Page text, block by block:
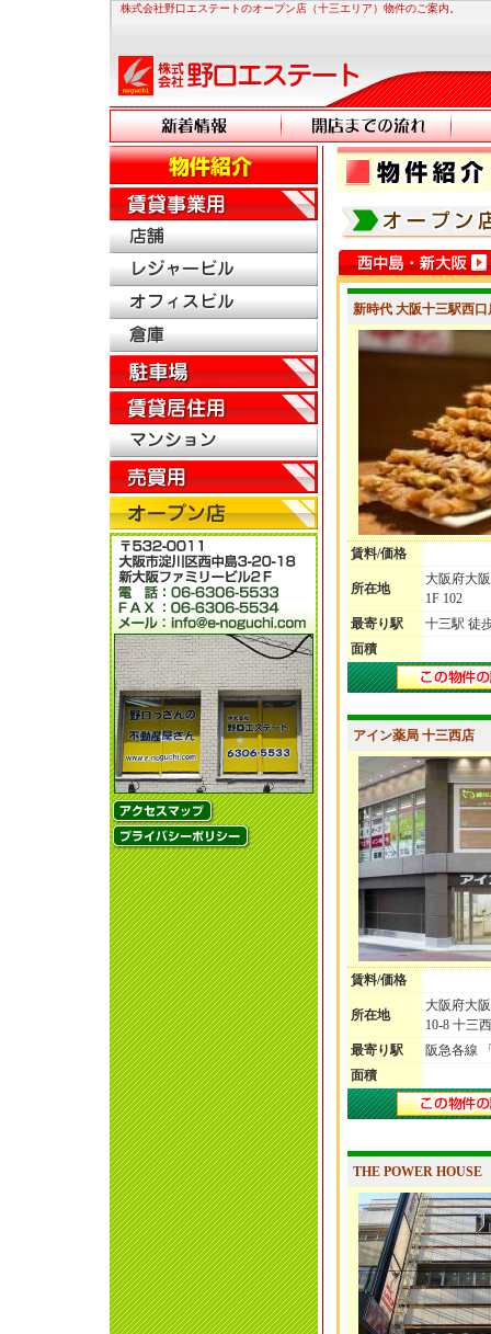
株式会社野口エステートのオープン店（十三エリア）物件のご案内。
新時代 大阪十三駅西口
賃料/価格
所在地
大阪府大
1F 102
最寄り駅
十三駅 徒
面積
アイン薬局 十三西店
賃料/価格
所在地
大阪府大
10-8 十三
最寄り駅
阪急各線
面積
THE POWER HOUSE